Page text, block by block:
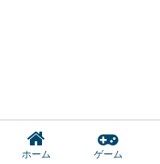
ホーム ゲーム